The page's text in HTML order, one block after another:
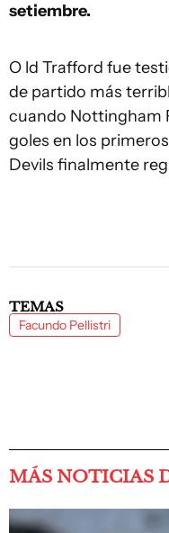
setiembre.
O ld Trafford fue
de partido más
cuando Nottingham
goles en los
Devils finalmente
TEMAS
Facundo Pellistri
MÁS NOTICIAS